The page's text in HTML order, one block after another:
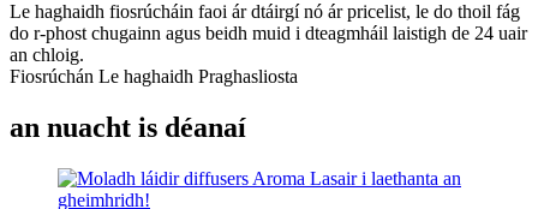
Le haghaidh fiosrúcháin faoi ár dtáirgí nó ár pricelist, le do thoil fág
do r-phost chugainn agus beidh muid i dteagmháil laistigh de 24 uair
an chloig.
Fiosrúchán Le haghaidh Praghasliosta
an nuacht is déanaí